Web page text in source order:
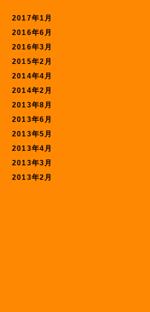
2017年1月
2016年6月
2016年3月
2015年2月
2014年4月
2014年2月
2013年8月
2013年6月
2013年5月
2013年4月
2013年3月
2013年2月